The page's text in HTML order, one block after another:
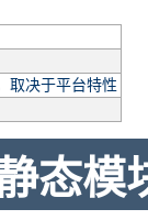
取决于平台特性
态模